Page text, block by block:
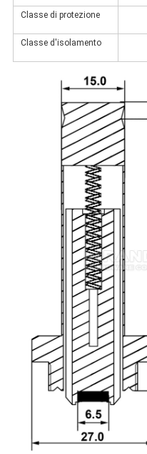
Classe di protezione
Classe d'isolamento